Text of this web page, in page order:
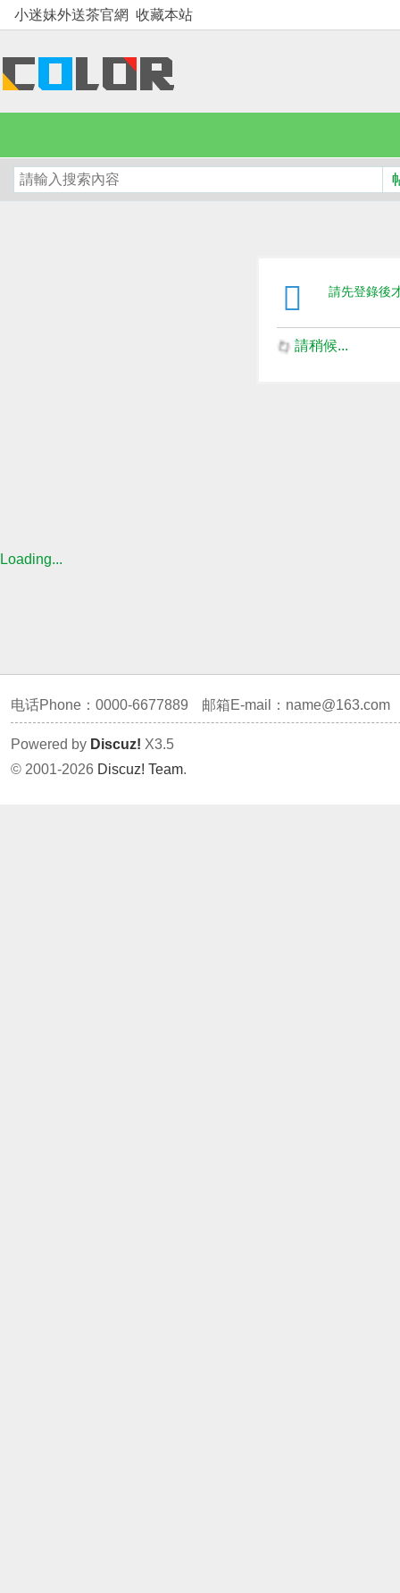
小迷妹外送茶官網 收藏本站
請先登錄後
請稍候...
Loading...
电话Phone：0000-6677889 邮箱E-mail： name@163.com
Powered by Discuz! X3.5
© 2001-2026 Discuz! Team.